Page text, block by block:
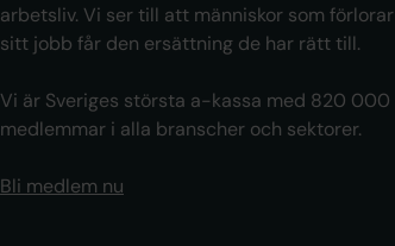
arbetsliv. Vi ser till att människor som förlorar
sitt jobb får den ersättning de har rätt till.
Vi är Sveriges största a-kassa med 820 000
medlemmar i alla branscher och sektorer.
Bli medlem nu